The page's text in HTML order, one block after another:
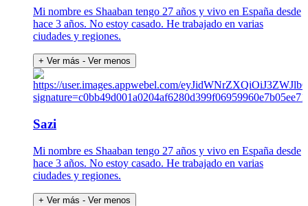
Mi nombre es Shaaban tengo 27 años y vivo en España desde
hace 3 años. No estoy casado. He trabajado en varias
ciudades y regiones.
+ Ver más - Ver menos
Sazi
Mi nombre es Shaaban tengo 27 años y vivo en España desde
hace 3 años. No estoy casado. He trabajado en varias
ciudades y regiones.
+ Ver más - Ver menos